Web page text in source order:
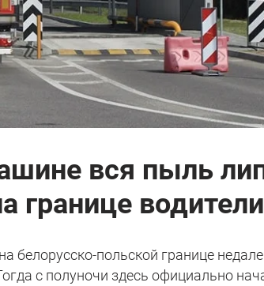
вся пыль
границе водители
белорусско-польской границе
с полуночи здесь официально